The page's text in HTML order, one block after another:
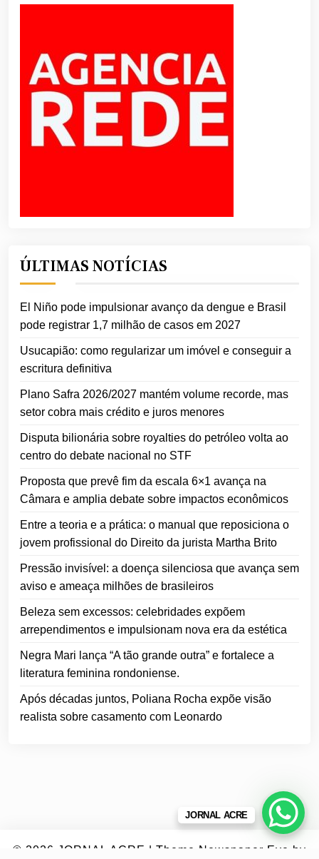
ÚLTIMAS NOTÍCIAS
El Niño pode impulsionar avanço da dengue e Brasil
pode registrar 1,7 milhão de casos em 2027
Usucapião: como regularizar um imóvel e conseguir a
escritura definitiva
Plano Safra 2026/2027 mantém volume recorde, mas
setor cobra mais crédito e juros menores
Disputa bilionária sobre royalties do petróleo volta ao
centro do debate nacional no STF
Proposta que prevê fim da escala 6×1 avança na
Câmara e amplia debate sobre impactos econômicos
Entre a teoria e a prática: o manual que reposiciona o
jovem profissional do Direito da jurista Martha Brito
Pressão invisível: a doença silenciosa que avança sem
aviso e ameaça milhões de brasileiros
Beleza sem excessos: celebridades expõem
arrependimentos e impulsionam nova era da estética
Negra Mari lança “A tão grande outra” e fortalece a
literatura feminina rondoniense.
Após décadas juntos, Poliana Rocha expõe visão
realista sobre casamento com Leonardo
© 2026 JORNAL ACRE | Theme Newspaper Eye by
JORNAL ACRE